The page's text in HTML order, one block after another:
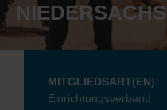
MITGLIEDSART(EN):
Einrichtungsverband